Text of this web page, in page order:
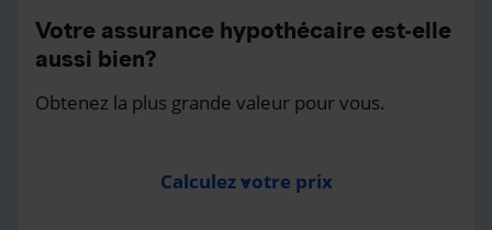
Votre assurance hypothécaire est-elle
aussi bien?
Obtenez la plus grande valeur pour vous.
Calculez votre prix